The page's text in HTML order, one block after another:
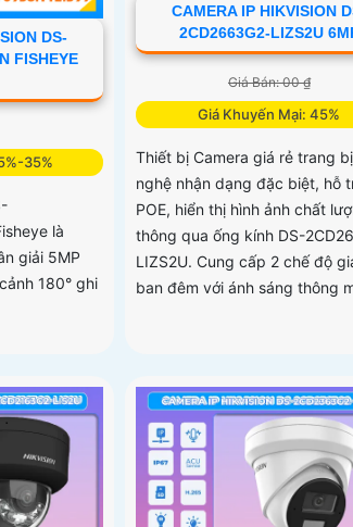
DS-
FISHEYE
35%
là
giải 5MP
180° ghi
CAMERA IP HIKVISION
2CD2663G2-LIZS2U
Giá Bán: 00 ₫
Giá Khuyến Mại: 45%
Thiết bị Camera giá rẻ trang
nghệ nhận dạng đặc biệt, hỗ
POE, hiển thị hình ảnh chất
thông qua ống kính DS-
LIZS2U. Cung cấp 2 chế độ
ban đêm với ánh sáng thông